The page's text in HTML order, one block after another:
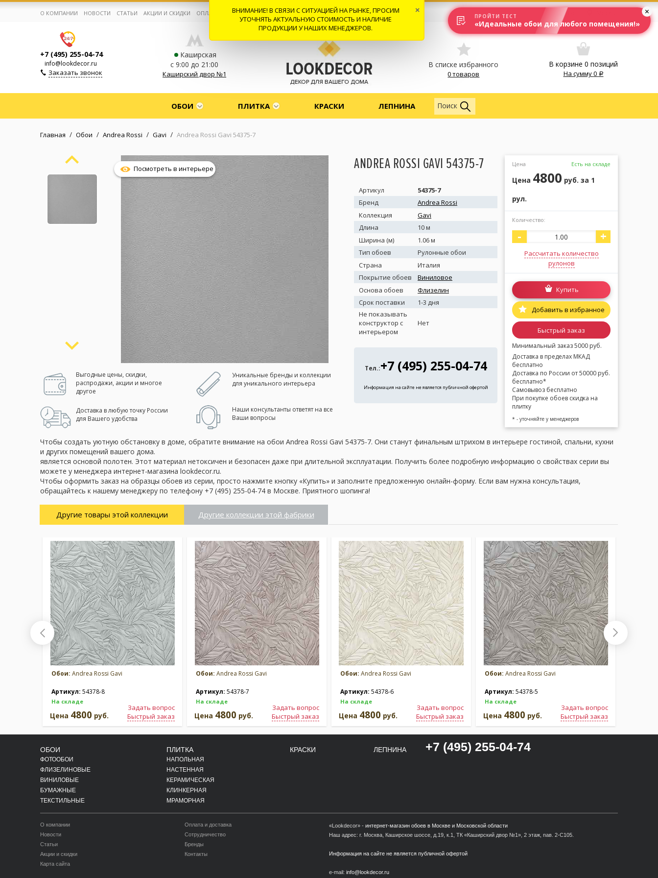
Корзина:0
Избранное:0 товаров
Каталог
Личный кабинет
(сменить город)
Заказать обратный звонок
О КОМПАНИИ НОВОСТИ СТАТЬИ АКЦИИ И СКИДКИ ОПЛАТА И ДОСТАВКА СОТРУДНИЧЕСТВО КОНТАКТЫ ОТЗЫВЫ Вход
+7 (495) 255-04-74
info@lookdecor.ru
Заказать звонок
Каширская
с 9:00 до 21:00
Каширский двор №1
В списке избранного
0 товаров
В корзине 0 позиций
На сумму0
ОБОИ ПЛИТКА КРАСКИ ЛЕПНИНА Обои
Поиск
Главная / Обои / Andrea Rossi / Gavi / Andrea Rossi Gavi 54375-7
Посмотреть в интерьере
Выгодные цены, скидки,
распродажи, акции и многое
другое
Уникальные бренды и коллекции
для уникального интерьера
Доставка в любую точку России
для Вашего удобства
Наши консультанты ответят на все
Ваши вопросы
ANDREA ROSSI GAVI 54375-7
Артикул
54375-7
Бренд
Andrea Rossi
Коллекция
Gavi
Длина
10 м
Ширина (м)
1.06 м
Тип обоев
Рулонные обои
Страна
Италия
Покрытие обоев
Виниловое
Основа обоев
Флизелин
Срок поставки
1-3 дня
Не показывать
конструктор с
интерьером
Нет
Тел.:+7 (495) 255-04-74
Информация на сайте не является публичной офертой
Цена Есть на складе
Цена 4800 руб. за 1
рул.
Количество:
- +
Рассчитать количество
рулонов
Купить
Добавить в избранное
Быстрый заказ
Минимальный заказ 5000 руб.
Доставка в пределах МКАД
бесплатно
Доставка по России от 50000 руб.
бесплатно*
Самовывоз бесплатно
При покупке обоев скидка на
плитку
* - уточняйте у менеджеров
Чтобы создать уютную обстановку в доме, обратите внимание на обои Andrea Rossi Gavi 54375-7. Они станут финальным штрихом в интерьере гостиной, спальни, кухни
и других помещений вашего дома.
является основой полотен. Этот материал нетоксичен и безопасен даже при длительной эксплуатации. Получить более подробную информацию о свойствах серии вы
можете у менеджера интернет-магазина lookdecor.ru.
Чтобы оформить заказ на образцы обоев из серии, просто нажмите кнопку «Купить» и заполните предложенную онлайн-форму. Если вам нужна консультация,
обращайтесь к нашему менеджеру по телефону +7 (495) 255-04-74 в Москве. Приятного шопинга!
Другие товары этой коллекции Другие коллекции этой фабрики
Обои: Andrea Rossi Gavi
Артикул: 54378-8
На складе
Задать вопрос
Быстрый заказ
Цена 4800 руб.
Обои: Andrea Rossi Gavi
Артикул: 54378-7
На складе
Задать вопрос
Быстрый заказ
Цена 4800 руб.
Обои: Andrea Rossi Gavi
Артикул: 54378-6
На складе
Задать вопрос
Быстрый заказ
Цена 4800 руб.
Обои: Andrea Rossi Gavi
Артикул: 54378-5
На складе
Задать вопрос
Быстрый заказ
Цена 4800 руб.
ОБОИ
ФОТООБОИ
ФЛИЗЕЛИНОВЫЕ
ВИНИЛОВЫЕ
БУМАЖНЫЕ
ТЕКСТИЛЬНЫЕ
ПЛИТКА
НАПОЛЬНАЯ
НАСТЕННАЯ
КЕРАМИЧЕСКАЯ
КЛИНКЕРНАЯ
МРАМОРНАЯ
КРАСКИ ЛЕПНИНА +7 (495) 255-04-74
О компании
Новости
Статьи
Акции и скидки
Карта сайта
Оплата и доставка
Сотрудничество
Бренды
Контакты
«Lookdecor» - интернет-магазин обоев в Москве и Московской области
Наш адрес: г. Москва, Каширское шоссе, д.19, к.1, ТК «Каширский двор №1», 2 этаж, пав. 2-С105.
Информация на сайте не является публичной офертой
e-mail: info@lookdecor.ru
ВНИМАНИЕ! В СВЯЗИ С СИТУАЦИЕЙ НА РЫНКЕ, ПРОСИМ
УТОЧНЯТЬ АКТУАЛЬНУЮ СТОИМОСТЬ И НАЛИЧИЕ
ПРОДУКЦИИ У НАШИХ МЕНЕДЖЕРОВ.
×
ПРОЙТИ ТЕСТ
«Идеальные обои для любого помещения!»